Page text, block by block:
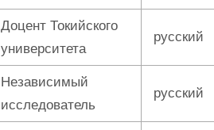
Доцент Токийского
университета
русский
Независимый
исследователь
русский